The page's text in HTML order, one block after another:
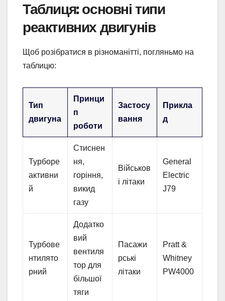
Таблиця: основні типи
реактивних двигунів
Щоб розібратися в різноманітті, погляньмо на
таблицю:
Тип
двигуна
Принци
п
роботи
Застосу
вання
Прикла
д
Турборе
активни
й
Стиснен
ня,
горіння,
викид
газу
Військов
і літаки
General
Electric
J79
Турбове
нтилято
рний
Додатко
вий
вентиля
тор для
більшої
тяги
Пасажи
рські
літаки
Pratt &
Whitney
PW4000